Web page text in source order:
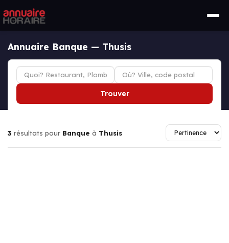
Annuaire Banque — Thusis
Trouver
3 résultats pour Banque à Thusis